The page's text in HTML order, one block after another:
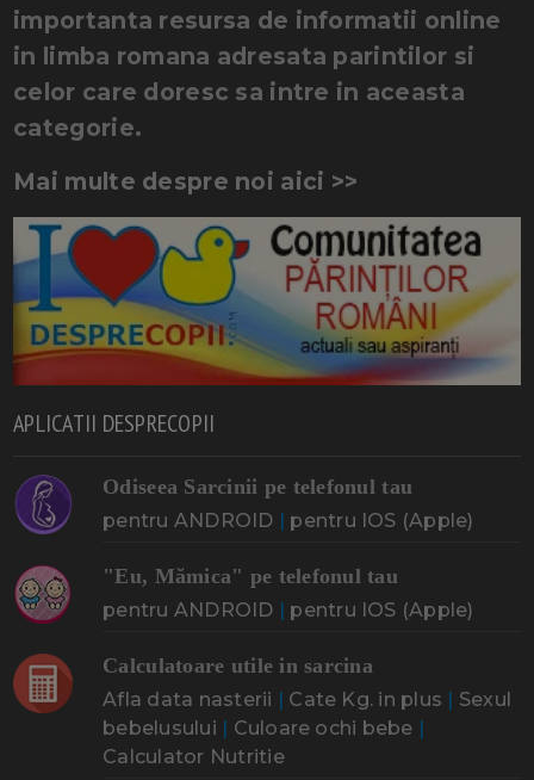
importanta resursa de informatii online
in limba romana adresata parintilor si
celor care doresc sa intre in aceasta
categorie.
Mai multe despre noi aici >>
APLICATII DESPRECOPII
Odiseea Sarcinii pe telefonul tau
pentru ANDROID | pentru IOS (Apple)
"Eu, Mămica" pe telefonul tau
pentru ANDROID | pentru IOS (Apple)
Calculatoare utile in sarcina
Afla data nasterii | Cate Kg. in plus | Sexul
bebelusului | Culoare ochi bebe |
Calculator Nutritie